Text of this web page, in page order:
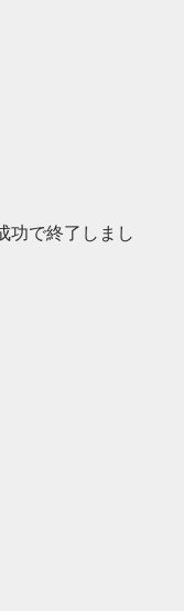
功で終了しまし